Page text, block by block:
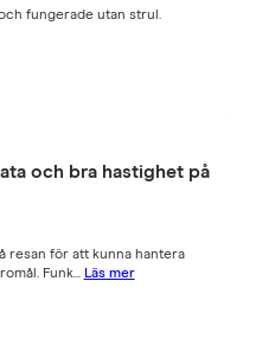
fungerade utan strul.
och bra hastighet på
resan för att kunna hantera
Funk... Läs mer